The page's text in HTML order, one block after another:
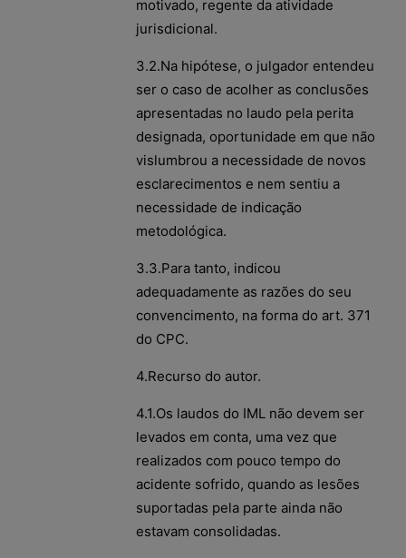
motivado, regente da atividade
jurisdicional.
3.2.Na hipótese, o julgador entendeu
ser o caso de acolher as conclusões
apresentadas no laudo pela perita
designada, oportunidade em que não
vislumbrou a necessidade de novos
esclarecimentos e nem sentiu a
necessidade de indicação
metodológica.
3.3.Para tanto, indicou
adequadamente as razões do seu
convencimento, na forma do art. 371
do CPC.
4.Recurso do autor.
4.1.Os laudos do IML não devem ser
levados em conta, uma vez que
realizados com pouco tempo do
acidente sofrido, quando as lesões
suportadas pela parte ainda não
estavam consolidadas.